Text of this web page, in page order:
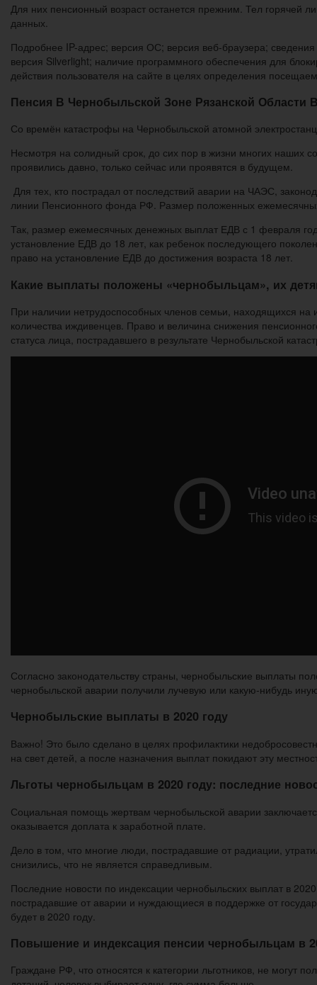
Для них пенсионный возраст останется прежним. Тел горячей
данных.
Подробнее IP-адрес; версия ОС; версия веб-браузера;
версия Silverlight; наличие программного обеспечения для
действия пользователя на сайте в целях определения
Пенсия В Чернобыльской Зоне Рязанской Области
Со времён катастрофы на Чернобыльской атомной
Несмотря на солидный срок, до сих пор в жизни многих наших
проявились давно, только сейчас или проявятся в будущем.
Для тех, кто пострадал от последствий аварии на ЧАЭС,
линии Пенсионного фонда РФ. Размер положенных
Так, размер ежемесячных денежных выплат ЕДВ с 1 февраля
установление ЕДВ до 18 лет, как ребенок последующего
право на установление ЕДВ до достижения возраста 18 лет.
Какие выплаты положены «чернобыльцам», их
При наличии нетрудоспособных членов семьи, находящихся на
количества иждивенцев. Право и величина снижения
статуса лица, пострадавшего в результате Чернобыльской
Согласно законодательству страны, чернобыльские выплаты
чернобыльской аварии получили лучевую или какую-нибудь
Чернобыльские выплаты в 2020 году
Важно! Это было сделано в целях профилактики
на свет детей, а после назначения выплат покидают эту
Льготы чернобыльцам в 2020 году: последние
Социальная помощь жертвам чернобыльской аварии
оказывается доплата к заработной плате.
Дело в том, что многие люди, пострадавшие от радиации,
снизились, что не является справедливым.
Последние новости по индексации чернобыльских выплат в
пострадавшие от аварии и нуждающиеся в поддержке от
будет в 2020 году.
Повышение и индексация пенсии чернобыльцам в
Граждане РФ, что относятся к категории льготников, не могут